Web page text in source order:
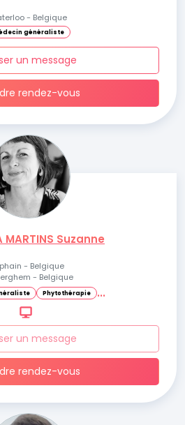
- Belgique
généraliste
un message
rendez-vous
MARTINS Suzanne
- Belgique
- Belgique
Phytothérapie ...
un message
rendez-vous